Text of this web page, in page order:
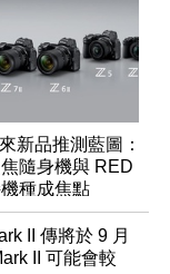
新品推測藍圖：
隨身機與 RED
種成焦點
II 傳將於 9 月
II 可能會較